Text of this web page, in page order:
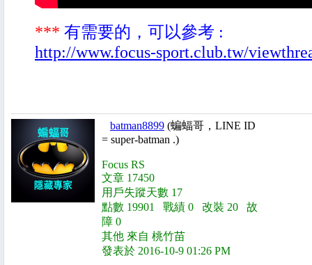
*** 有需要的，可以參考 :
http://www.focus-sport.club.tw/
batman8899 (蝙蝠哥，LINE ID
= super-batman .)
Focus RS
文章 17450
用戶失蹤天數 17
點數 19901 戰績 0 改裝 20 故
障 0
其他 來自 桃竹苗
發表於 2016-10-9 01:26 PM